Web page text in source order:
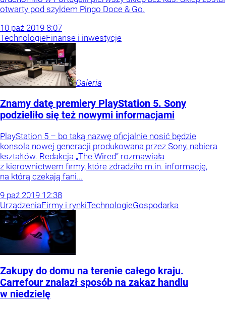
otwarty pod szyldem Pingo Doce & Go.
10 paź 2019 8:07
TechnologieFinanse i inwestycje
Galeria
Znamy datę premiery PlayStation 5. Sony
podzieliło się też nowymi informacjami
PlayStation 5 – bo taką nazwę oficjalnie nosić będzie
konsola nowej generacji produkowana przez Sony, nabiera
kształtów. Redakcja „The Wired” rozmawiała
z kierownictwem firmy, które zdradziło m.in. informację,
na którą czekają fani...
9 paź 2019 12:38
UrządzeniaFirmy i rynkiTechnologieGospodarka
Zakupy do domu na terenie całego kraju.
Carrefour znalazł sposób na zakaz handlu
w niedzielę